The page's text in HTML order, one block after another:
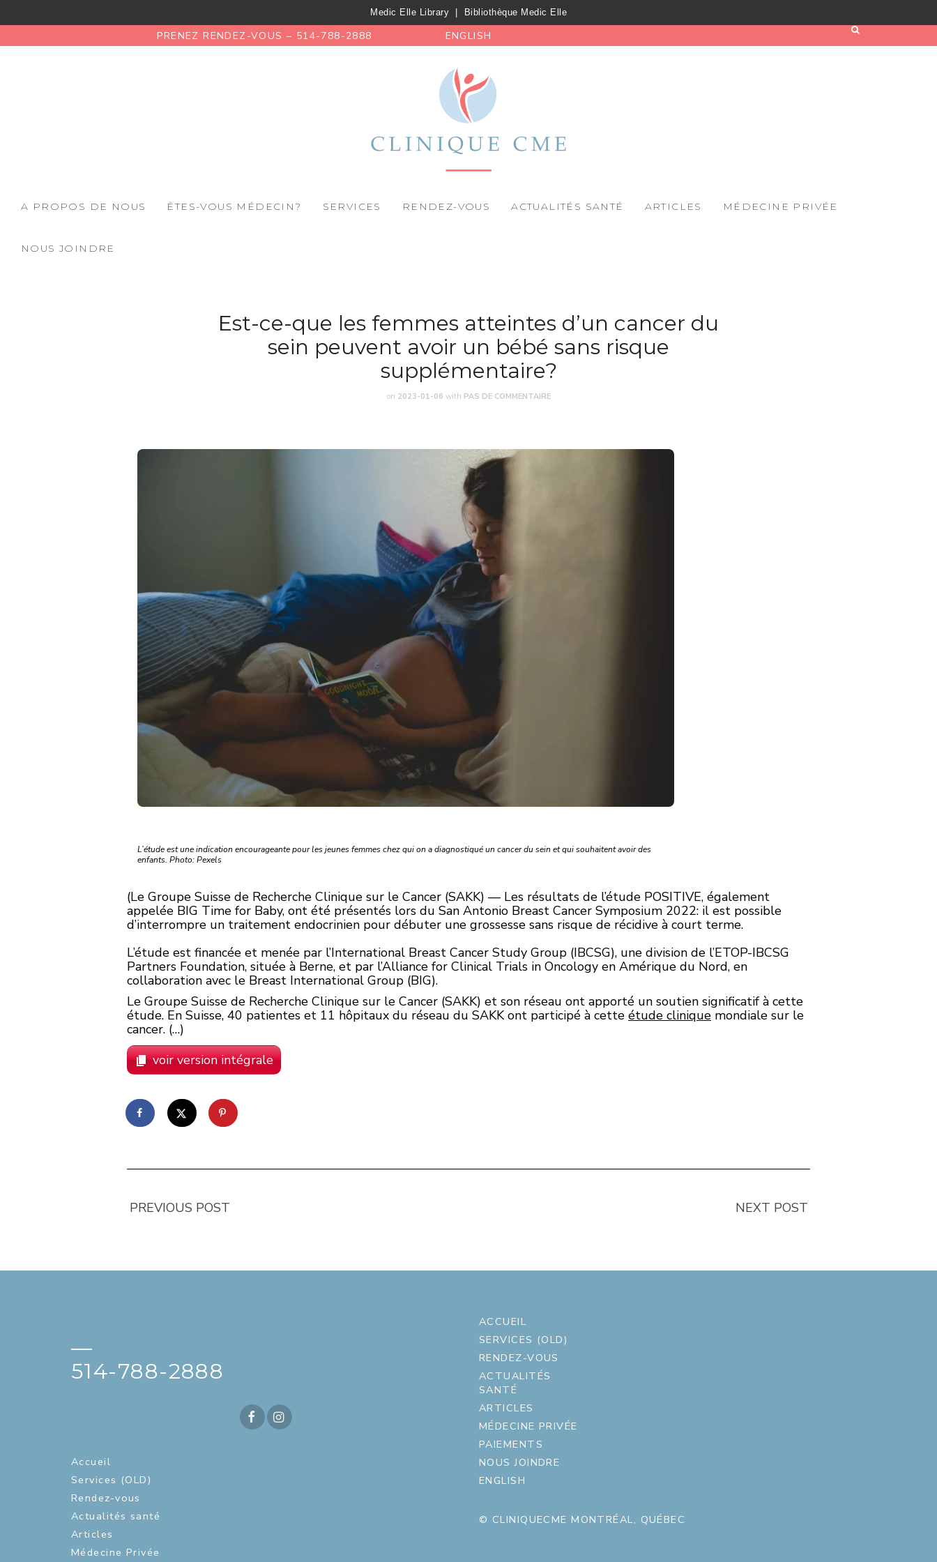
Medic Elle Library Bibliothèque Medic Elle
PRENEZ RENDEZ-VOUS – 514-788-2888 ENGLISH
A PROPOS DE NOUS ÊTES-VOUS MÉDECIN? SERVICES RENDEZ-VOUS ACTUALITÉS SANTÉ ARTICLES MÉDECINE PRIVÉE
NOUS JOINDRE
Est-ce-que les femmes atteintes d’un cancer du
sein peuvent avoir un bébé sans risque
supplémentaire?
on 2023-01-06 with PAS DE COMMENTAIRE
L’étude est une indication encourageante pour les jeunes femmes chez qui on a diagnostiqué un cancer du sein et qui souhaitent avoir des
enfants. Photo: Pexels
(Le Groupe Suisse de Recherche Clinique sur le Cancer (SAKK) — Les résultats de l’étude POSITIVE, également
appelée BIG Time for Baby, ont été présentés lors du San Antonio Breast Cancer Symposium 2022: il est possible
d’interrompre un traitement endocrinien pour débuter une grossesse sans risque de récidive à court terme.
L’étude est financée et menée par l’International Breast Cancer Study Group (IBCSG), une division de l’ETOP-IBCSG
Partners Foundation, située à Berne, et par l’Alliance for Clinical Trials in Oncology en Amérique du Nord, en
collaboration avec le Breast International Group (BIG).
Le Groupe Suisse de Recherche Clinique sur le Cancer (SAKK) et son réseau ont apporté un soutien significatif à cette
étude. En Suisse, 40 patientes et 11 hôpitaux du réseau du SAKK ont participé à cette étude clinique mondiale sur le
cancer. (…)
voir version intégrale
PREVIOUS POST NEXT POST
—
514-788-2888
Accueil
Services (OLD)
Rendez-vous
Actualités santé
Articles
Médecine Privée
ACCUEIL
SERVICES (OLD)
RENDEZ-VOUS
ACTUALITÉS
SANTÉ
ARTICLES
MÉDECINE PRIVÉE
PAIEMENTS
NOUS JOINDRE
ENGLISH
© CLINIQUECME MONTRÉAL, QUÉBEC